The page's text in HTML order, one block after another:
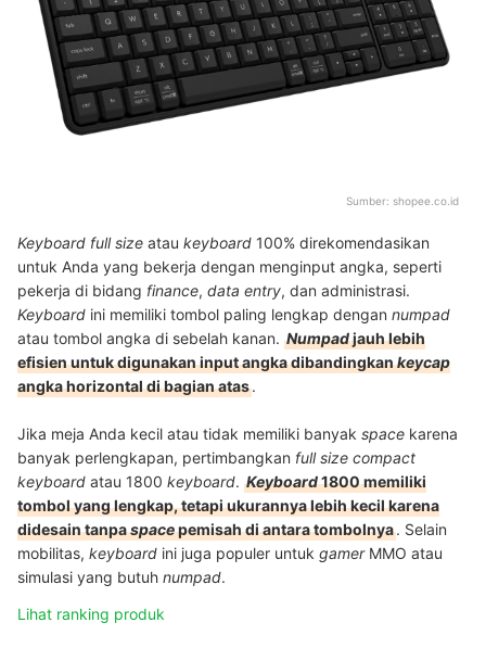
Sumber: shopee.co.id
Keyboard full size atau keyboard 100% direkomendasikan
untuk Anda yang bekerja dengan menginput angka, seperti
pekerja di bidang finance, data entry, dan administrasi.
Keyboard ini memiliki tombol paling lengkap dengan numpad
atau tombol angka di sebelah kanan. Numpadjauh lebih
efisien untuk digunakan input angka dibandingkankeycap
angka horizontal di bagian atas.
Jika meja Anda kecil atau tidak memiliki banyak space karena
banyak perlengkapan, pertimbangkan full size compact
keyboard atau 1800 keyboard. Keyboard1800 memiliki
tombol yang lengkap, tetapi ukurannya lebih kecil karena
didesain tanpaspacepemisah di antara tombolnya. Selain
mobilitas, keyboard ini juga populer untuk gamerMMO atau
simulasi yang butuh numpad.
Lihat ranking produk